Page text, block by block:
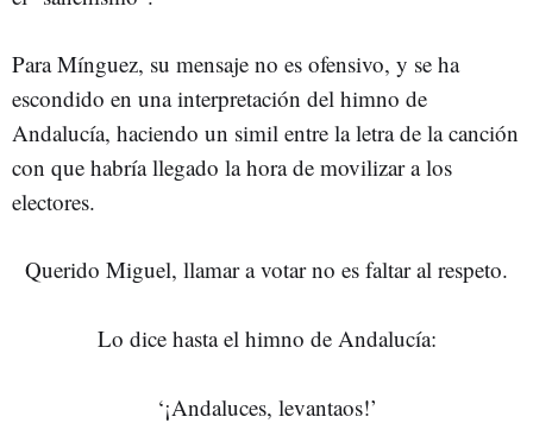
Para Mínguez, su mensaje no es ofensivo, y se ha
escondido en una interpretación del himno de
Andalucía, haciendo un simil entre la letra de la canción
con que habría llegado la hora de movilizar a los
electores.
Querido Miguel, llamar a votar no es faltar al respeto.
Lo dice hasta el himno de Andalucía:
‘¡Andaluces, levantaos!’